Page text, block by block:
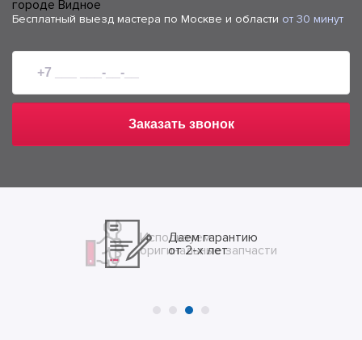
городе Видное
Бесплатный выезд мастера по Москве и области от 30 минут
Заказать звонок
Даем гарантию
от 2-х лет